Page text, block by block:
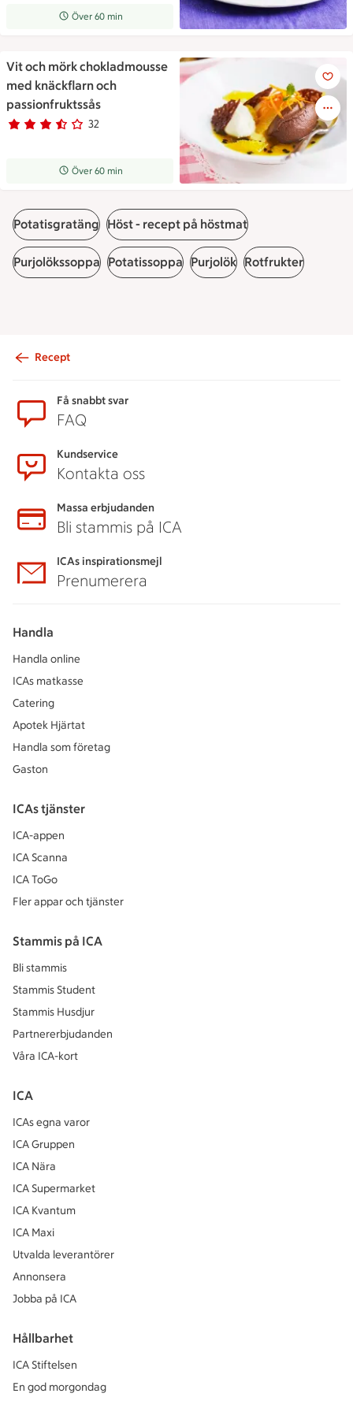
Receptet tar Över 60 min att tillaga
Över 60 min
Vit och mörk chokladmousse
med knäckflarn och
passionfruktssås
Betyg 3.6 av 5. 32
32 personer har röstat
Receptet tar Över 60 min att tillaga
Över 60 min
Vit och mörk chokladmousse
Potatisgratäng Höst - recept på höstmat
Purjolökssoppa Potatissoppa Purjolök Rotfrukter
Recept
Få snabbt svar
FAQ
Kundservice
Kontakta oss
Massa erbjudanden
Bli stammis på ICA
ICAs inspirationsmejl
Prenumerera
Handla
Handla online
ICAs matkasse
Catering
Apotek Hjärtat
Handla som företag
Gaston
ICAs tjänster
ICA-appen
ICA Scanna
ICA ToGo
Fler appar och tjänster
Stammis på ICA
Bli stammis
Stammis Student
Stammis Husdjur
Partnererbjudanden
Våra ICA-kort
ICA
ICAs egna varor
ICA Gruppen
ICA Nära
ICA Supermarket
ICA Kvantum
ICA Maxi
Utvalda leverantörer
Annonsera
Jobba på ICA
Hållbarhet
ICA Stiftelsen
En god morgondag